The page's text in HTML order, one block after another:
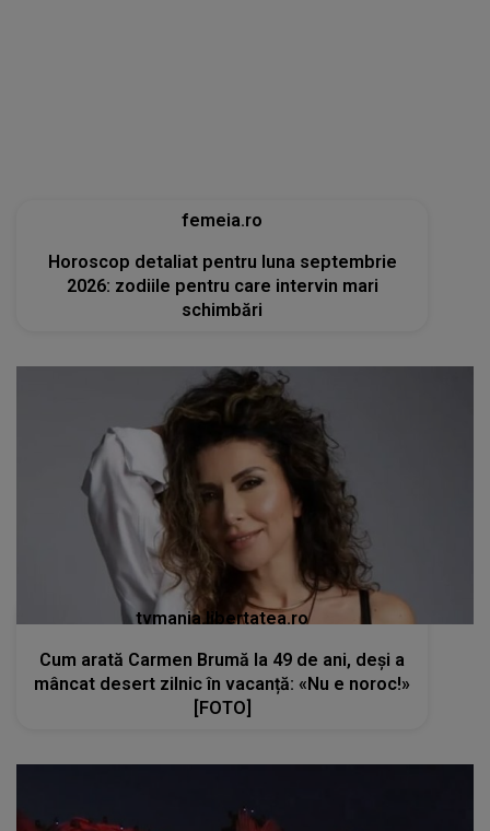
tvmania.libertatea.ro
Cum arată Carmen Brumă la 49 de ani, deși a
mâncat desert zilnic în vacanță: «Nu e noroc!»
[FOTO]
kanald2.ro